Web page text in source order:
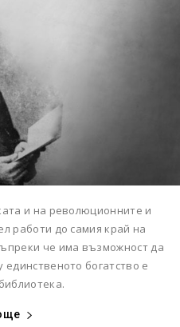
и на революционните и
работи до самия край на
че има възможност да
единственото богатство е